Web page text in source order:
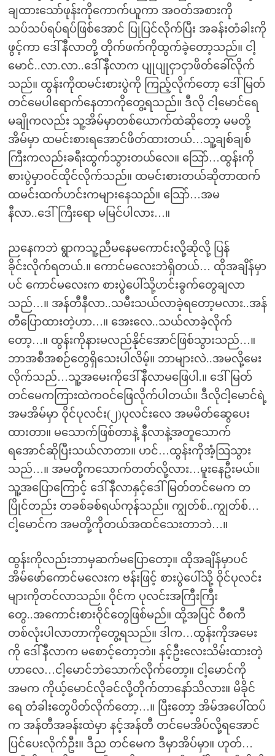
ချထားသော်ဖုန်းကိုကောက်ယူကာ အဝတ်အစားကို
သပ်သပ်ရပ်ရပ်ဖြစ်အောင် ပြုပြင်လိုက်ပြီး အခန်းတံခါးကို
ဖွင့်ကာ ဒေါ်နီလာတို့ တိုက်ဖက်ကိုထွက်ခဲ့တော့သည်။ ငါ့
မောင်..လာ.လာ..ဒေါ်နီလာက ပျုပျုငှာငှာဖိတ်ခေါ်လိုက်
သည်။ ထွန်းကိုထမင်းစားပွဲကို ကြည့်လိုက်တော့ ဒေါ်မြတ်
တင်မေပါရောက်နေတာကိုတွေ့ရသည်။ ဒီလို ငါ့မောင်ရေ
မချိုကလည်း သူ့အိမ်မှာတစ်ယောက်ထဲဆိုတော့ မမတို့
အိမ်မှာ ထမင်းစားရအောင်ဖိတ်ထားတယ်…သူ့ချစ်ချစ်
ကြီးကလည်းခရီးထွက်သွားတယ်လေ။ သြော်…ထွန်းကို
စားပွဲမှာဝင်ထိုင်လိုက်သည်။ ထမင်းစားတယ်ဆိုတာထက်
ထမင်းထက်ဟင်းကများနေသည်။ သြော်…အမ
နီလာ..ဒေါ်ကြီးရော မမြင်ပါလား…။
ညနေကဘဲ ရွာကသူ့ညီမနေမကောင်းလို့ဆိုလို့ ပြန်
ခိုင်းလိုက်ရတယ်.။ ကောင်မလေးဘဲရှိတယ်… ထိုအချိန်မှာ
ပင် ကောင်မလေးက စားပွဲပေါ်သို့ဟင်းခွက်တွေချလာ
သည်…။ အန်တီနီလာ..သမီးသယ်လာခဲ့ရတော့မလား..အန်
တီပြောထားတဲ့ဟာ…။ အေးလေ..သယ်လာခဲ့လိုက်
တော့…။ ထွန်းကိုနားမလည်နိုင်အောင်ဖြစ်သွားသည်…။
ဘာအစီအစဉ်တွေရှိသေးပါလိမ့်။ ဘာများလဲ..အမလို့မေး
လိုက်သည်…သူ့အမေးကိုဒေါ်နီလာမဖြေပါ.။ ဒေါ်မြတ်
တင်မေကကြားထဲကဝင်ဖြေလိုက်ပါတယ်။ ဒီလိုငါ့မောင်ရဲ့
အမအိမ်မှာ ဝိုင်ပုလင်း(၂)ပုလင်းလေ အမမိတ်ဆွေပေး
ထားတာ။ မသောက်ဖြစ်တာနဲ့ နီလာနဲ့အတူသောက်
ရအောင်ဆိုပြီးသယ်လာတာ။ ဟင်…ထွန်းကိုအံံ့သြသွား
သည်…။ အမတို့ကသောက်တတ်လို့လား…မူးနေဦးမယ်။
သူ့အပြောကြောင့် ဒေါ်နီလာနှင့်ဒေါ်မြတ်တင်မေက တ
ပြိုင်တည်း တခစ်ခစ်ရယ်ကုန်သည်။ ကျွတ်စ်..ကျွတ်စ်…
ငါ့မောင်က အမတို့ကိုတယ်အထင်သေးတာဘဲ…။
ထွန်းကိုလည်းဘာမှဆက်မပြောတော့။ ထိုအချိန်မှာပင်
အိမ်ဖော်ကောင်မလေးက ဗန်းဖြင့် စားပွဲပေါ်သို့ ဝိုင်ပုလင်း
များကိုတင်လာသည်။ ဝိုင်က ပုလင်းအကြီးကြီး
တွေ..အကောင်းစားဝိုင်တွေဖြစ်မည်။ ထို့အပြင် ဝီစကီ
တစ်လုံးပါလာတာကိုတွေ့ရသည်။ ဒါက…ထွန်းကိုအမေး
ကို ဒေါ်နီလာက မစောင့်တော့ဘဲ။ နင့်ဦးလေးသိမ်းထားတဲ့
ဟာလေ…ငါ့မောင်ဘဲသောက်လိုက်တော့။ ငါ့မောင်ကို
အမက ကိုယ့်မောင်လိုခင်လို့တိုက်တာနော်သိလား။ မိခိုင်
ရေ တံခါးတွေပိတ်လိုက်တော့…။ ပြီးတော့ အိမ်အပေါ်ထပ်
က အန်တီအခန်းထဲမှာ နင့်အန်တီ တင်မေအိပ်လို့ရအောင်
ပြင်ပေးလိုက်ဦး။ ဒီည တင်မေက ဒီမှာအိပ်မှာ။ ဟုတ်…